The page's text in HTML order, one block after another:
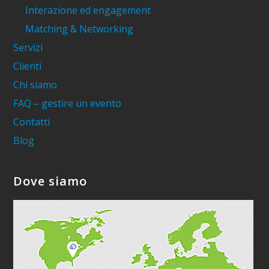
Interazione ed engagement
Matching & Networking
Servizi
Clienti
Chi siamo
FAQ – gestire un evento
Contatti
Blog
Dove siamo